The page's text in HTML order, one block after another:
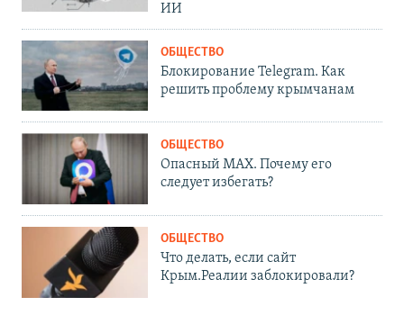
ИИ
ОБЩЕСТВО
Блокирование Telegram. Как
решить проблему крымчанам
ОБЩЕСТВО
Опасный MAX. Почему его
следует избегать?
ОБЩЕСТВО
Что делать, если сайт
Крым.Реалии заблокировали?